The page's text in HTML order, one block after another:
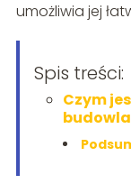
umożliwia jej
Spis treści:
Czym